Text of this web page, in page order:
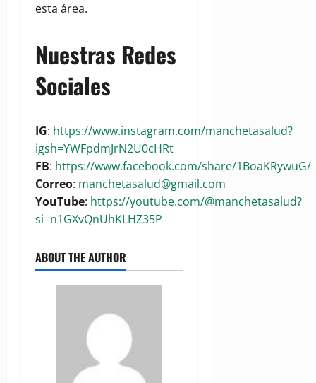
esta área.
Nuestras Redes
Sociales
IG: https://www.instagram.com/manchetasalud?
igsh=YWFpdmJrN2U0cHRt
FB: https://www.facebook.com/share/1BoaKRywuG/
Correo: manchetasalud@gmail.com
YouTube: https://youtube.com/@manchetasalud?
si=n1GXvQnUhKLHZ35P
ABOUT THE AUTHOR